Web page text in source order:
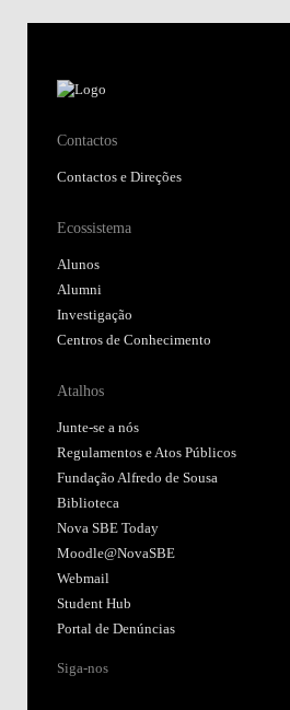
Contactos
Contactos e Direções
Ecossistema
Alunos
Alumni
Investigação
Centros de Conhecimento
Atalhos
Junte-se a nós
Regulamentos e Atos Públicos
Fundação Alfredo de Sousa
Biblioteca
Nova SBE Today
Moodle@NovaSBE
Webmail
Student Hub
Portal de Denúncias
Siga-nos